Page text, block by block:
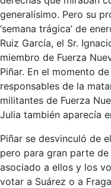
generalísimo. Pero su
‘semana trágica’ de
Ruiz García, el Sr.
miembro de Fuerza
Piñar. En el momento
responsables de la
militantes de Fuerza
Julia también aparecía
Piñar se desvinculó de
pero para gran parte
asociado a ellos y los
votar a Suárez o a